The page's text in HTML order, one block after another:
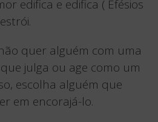
edifica e edifica ( Efésios
quer alguém com uma
julga ou age como um
escolha alguém que
em encorajá-lo.